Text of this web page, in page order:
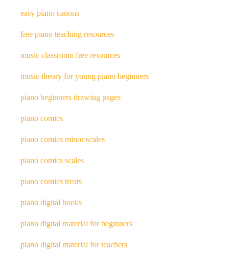
easy piano canons
free piano teaching resources
music classroom free resources
music theory for young piano beginners
piano beginners drawing pages
piano comics
piano comics minor scales
piano comics scales
piano comics treats
piano digital books
piano digital material for beginners
piano digital material for teachers